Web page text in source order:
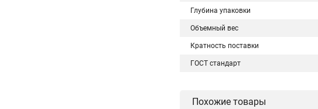
Глубина упаковки
Объемный вес
Кратность поставки
ГОСТ стандарт
Похожие товары